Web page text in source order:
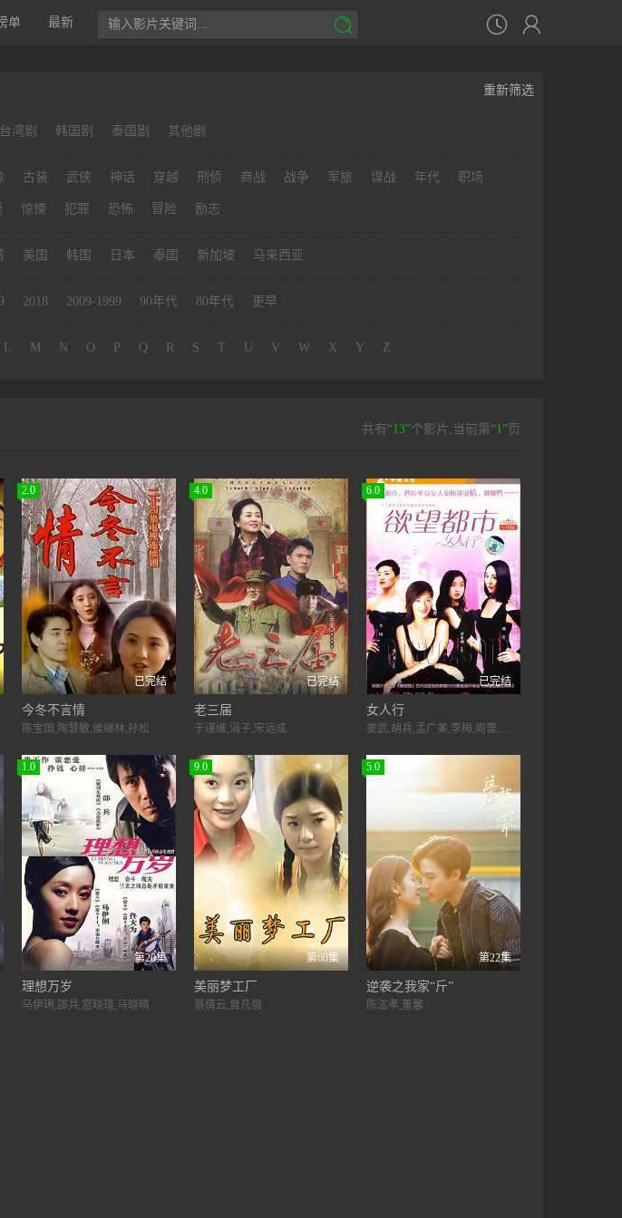
单 最新  

重新筛选
台湾剧 韩国剧 泰国剧 其他剧
古装 武侠 神话 穿越 刑侦 商战 战争 军旅 谍战 年代 职场
惊悚 犯罪 恐怖 冒险 励志
美国 韩国 日本 泰国 新加坡 马来西亚
2018 2009-1999 90年代 80年代 更早
L M N O P Q R S T U V W X Y Z
共有“13”个影片,当前第“1”页
2.0
已完结
今冬不言情
陈宝国,陶慧敏,侯继林,孙松
4.0
已完结
老三届
于谨维,涓子,宋运成
6.0
已完结
女人行
姜武,胡兵,孟广美,李梅,周蕾,黄小燕,高曙光,保剑锋,胡东,张丹峰,梁超
1.0
第20集
理想万岁
马伊琍,邵兵,宫晓瑄,马晓晴
9.0
第60集
美丽梦工厂
蔡倩云,曾凡强
5.0
第22集
逆袭之我家“斤”
陈泫孝,董馨